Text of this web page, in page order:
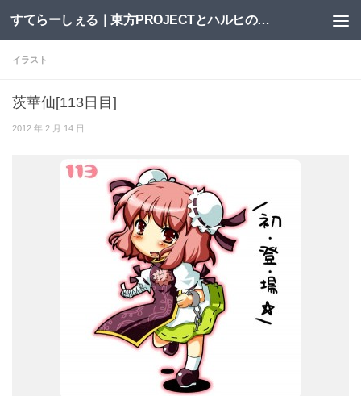
コンテンツへスキップ すてらーしぇる｜東方PROJECTとハルヒの二次創作サイト
イラスト
茨華仙[113日目]
2012 年 2 月 14 日